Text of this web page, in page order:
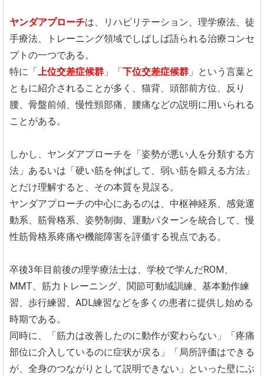
ヤンダアプローチは、リハビリテーション、理学療法、徒
手療法、トレーニング領域でしばしば語られる治療コンセ
プトの一つである。
特に「上位交差症候群 」「下位交差症候群 」という言葉と
ともに紹介されることが多く、猫背、頭部前方位、反り
腰、骨盤前傾、慢性頸部痛、腰痛などの説明に用いられる
ことがある。
しかし、ヤンダアプローチを「姿勢が悪い人を分類する方
法」あるいは「硬い筋を伸ばして、弱い筋を鍛える方法」
とだけ理解すると、その本質を見誤る。
ヤンダアプローチの中心にあるのは、中枢神経系、感覚運
動系、筋骨格系、姿勢制御、運動パターンを統合して、慢
性筋骨格系疼痛や機能障害を評価する視点である。
卒後3年目前後の理学療法士は、学校で学んだROM、
MMT、筋力トレーニング、関節可動域訓練、基本動作練
習、歩行練習、ADL練習などを多くの患者に提供し始める
時期である。
同時に、「筋力は改善したのに動作が変わらない」「疼痛
部位に介入しているのに症状が戻る」「局所評価はできる
が、全身のつながりとして説明できない」といった壁にぶ